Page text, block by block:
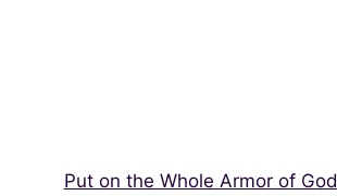
Put on the Whole Armor of God